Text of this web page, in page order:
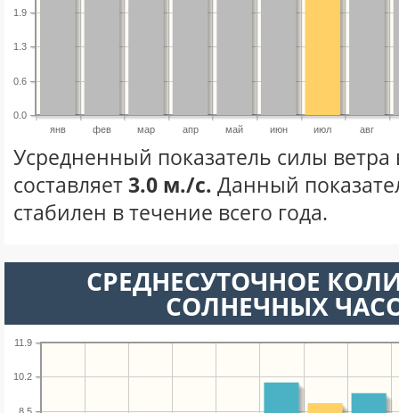
янв фев мар апр май июн июл авг
0.0
0.6
1.3
1.9
Усредненный показатель силы
составляет3.0 м./с. Данный
стабилен в течение всего года.
СРЕДНЕСУТОЧНОЕ
СОЛНЕЧНЫХ
8.5
10.2
11.9